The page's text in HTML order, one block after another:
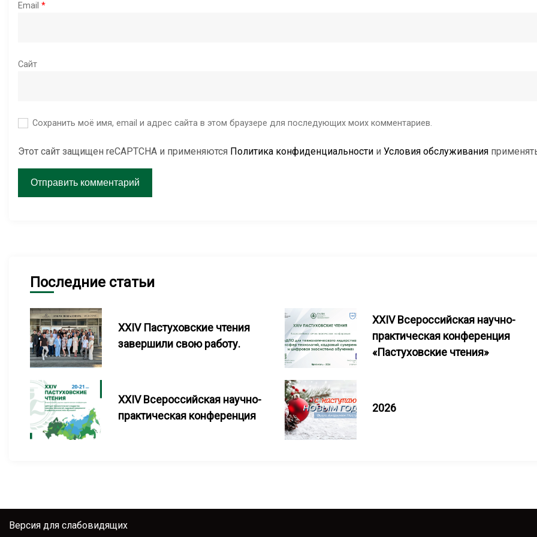
Email *
Сайт
Сохранить моё имя, email и адрес сайта в этом браузере для последующих моих комментариев.
Этот сайт защищен reCAPTCHA и применяются Политика конфиденциальности и Условия обслуживания
Последние статьи
XXIV Пастуховские чтения
завершили свою работу.
XXIV Всероссийская научно-
практическая конференция
«Пастуховские чтения»
XXIV Всероссийская научно-
практическая конференция
2026
Версия для слабовидящих